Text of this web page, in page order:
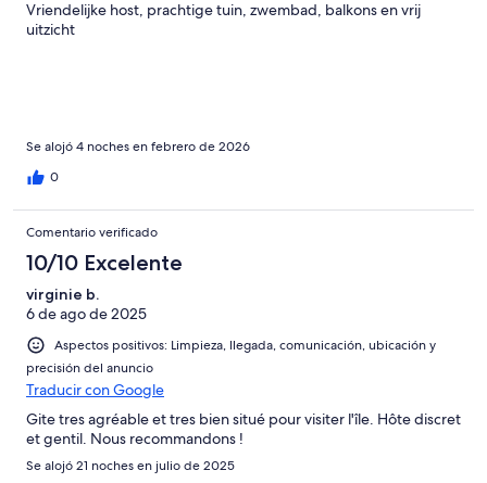
Vriendelijke host, prachtige tuin, zwembad, balkons en vrij
uitzicht
Se alojó 4 noches en febrero de 2026
0
Comentario verificado
10/10 Excelente
virginie b.
6 de ago de 2025
Aspectos positivos: Limpieza, llegada, comunicación, ubicación y
precisión del anuncio
Traducir con Google
Gite tres agréable et tres bien situé pour visiter l'île. Hôte discret
et gentil. Nous recommandons !
Se alojó 21 noches en julio de 2025